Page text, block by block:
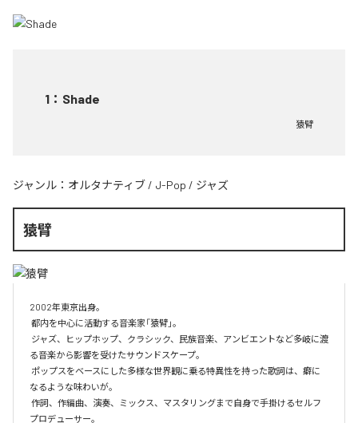
1 ： Shade
猿臂
ジャンル： オルタナティブ / J-Pop / ジャズ
猿臂
2002年東京出身。
る音楽から影響を受けたサウンドスケープ。
なるような味わいが。
プロデューサー。